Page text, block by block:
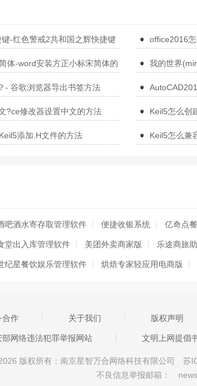
-红色警戒2共和国之辉快捷键
office2016
体-word安装方正小标宋简体的
我的世界
- 谷歌浏览器导出书签方法
?ce修改器设置中文的方法
Keil5怎么创
添加.H文件的方法 Keil5怎么兼
吧酒水寄存取管理软件 便捷收银系统 亿奇点餐
堂出入库管理软件 美团外卖商家版 乐途商旅
纪星餐饮娱乐管理软件 烘焙专家轻应用电商版
高品收银系统 营养管理师 一店通烟酒食品
盟餐饮软件 餐厅采购统计查询系统 汇锦国际
版 天虹餐饮预订管理软件 顺易达餐饮管理
合作 关于我们 版权声明
部网络违法犯罪举报网站 文明上网提倡
版权所有：南京星智万合网络科技有限公司 苏
不良信息举报邮箱：